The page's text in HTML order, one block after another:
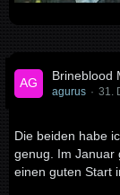
Brineblood
agurus 31.
Die beiden habe
genug. Im Januar
einen guten Start